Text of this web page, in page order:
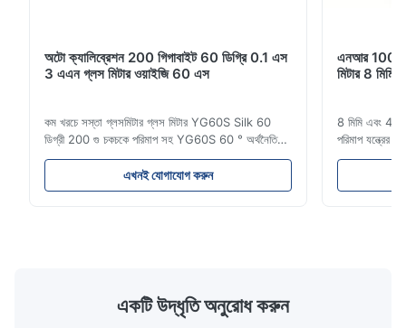
অটো ক্যালিব্রেশন 200 গিগাবাইট 60 ডিগ্রি 0.1 এস
3 এএন গ্লস মিটার ওয়াইজি 60 এস
কম খরচে সস্তা গ্লসমিটার গ্লস মিটার YG60S Silk 60
ডিগ্রী 200 গু চকচকে পরিমাপ সহ YG60S 60 ° অর্থনৈতিক
গ্লস মিটার করতে পারেন গ্লস (0-200Gu) সহ পরীক্ষা
সামগ্রী, এবং সর্বজনীনভাবে পেইন্ট, কালি, স্টোভিং বার্নিশ, লেপ,
কাঠের পণ্যগুলিতে প্রযোজ্য;মার্বেল, গ্রানাইট, ভিট্রিফাইড পালিশ
এখনই যোগাযোগ করুন
এনআর 100
মিটার 8 মিমি
8 মিমি এবং 4
পরিমাপ যন্ত্রের
বর্ণনা এনআর
দামের পোর্টেবল
একটি উদ্ধৃতি অনুরোধ করুন